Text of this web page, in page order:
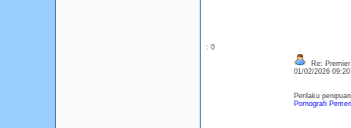
: 0
Re:
01/02/2026
Perilaku
Pornografi